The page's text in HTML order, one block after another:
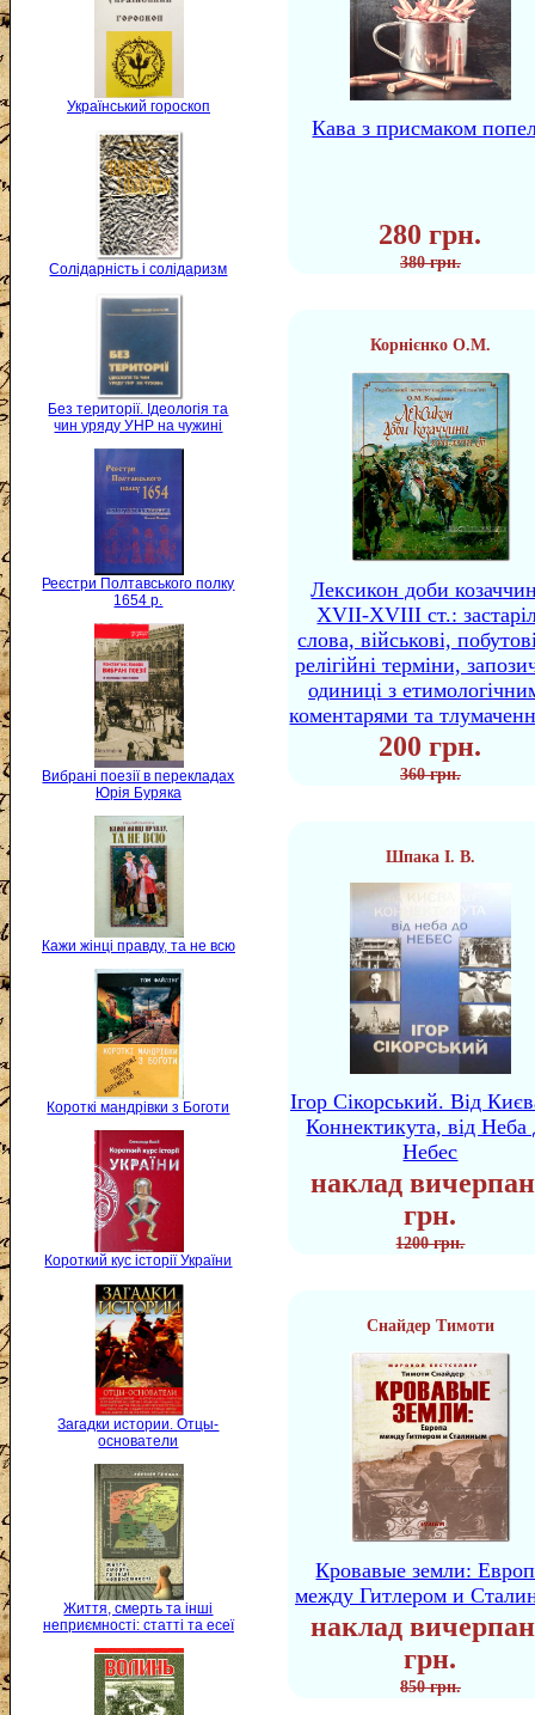
Український гороскоп
Солідарність і солідаризм
Без території. Ідеологія та
чин уряду УНР на чужині
Реєстри Полтавського полку
1654 р.
Вибрані поезії в перекладах
Юрія Буряка
Кажи жінці правду, та не всю
Короткі мандрівки з Боготи
Короткий кус історії України
Загадки истории. Отцы-
основатели
Життя, смерть та інші
неприємності: статті та есеї
Кава з присмаком
280 грн.
380 грн.
Корнієнко О.М.
Лексикон доби
XVII-XVIII ст.:
слова, військові,
релігійні терміни,
одиниці з
коментарями та
200 грн.
360 грн.
Шпака І. В.
Ігор Сікорський. Від
Коннектикута, від Неба
Небес
наклад
грн.
1200 грн.
Снайдер Тимоти
Кровавые земли:
между Гитлером и
наклад
грн.
850 грн.